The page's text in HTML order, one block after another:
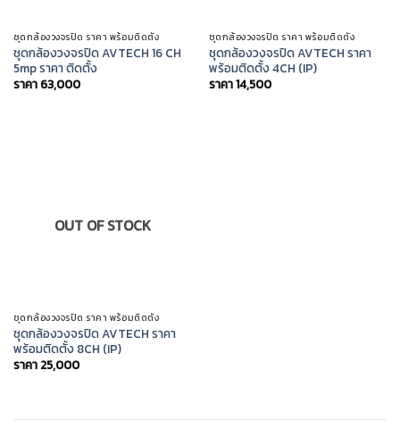
ชุดกล้องวงจรปิด ราคา พร้อมติดตั้ง
ชุดกล้องวงจรปิด AVTECH 16 CH
5mp ราคา ติดตั้ง
ราคา 63,000
ชุดกล้องวงจรปิด ราคา พร้อมติดตั้ง
ชุดกล้องวงจรปิด AVTECH ราคา
พร้อมติดตั้ง 4CH (IP)
ราคา14,500
OUT OF STOCK
ชุดกล้องวงจรปิด ราคา พร้อมติดตั้ง
ชุดกล้องวงจรปิด AVTECH ราคา
พร้อมติดตั้ง 8CH (IP)
ราคา 25,000